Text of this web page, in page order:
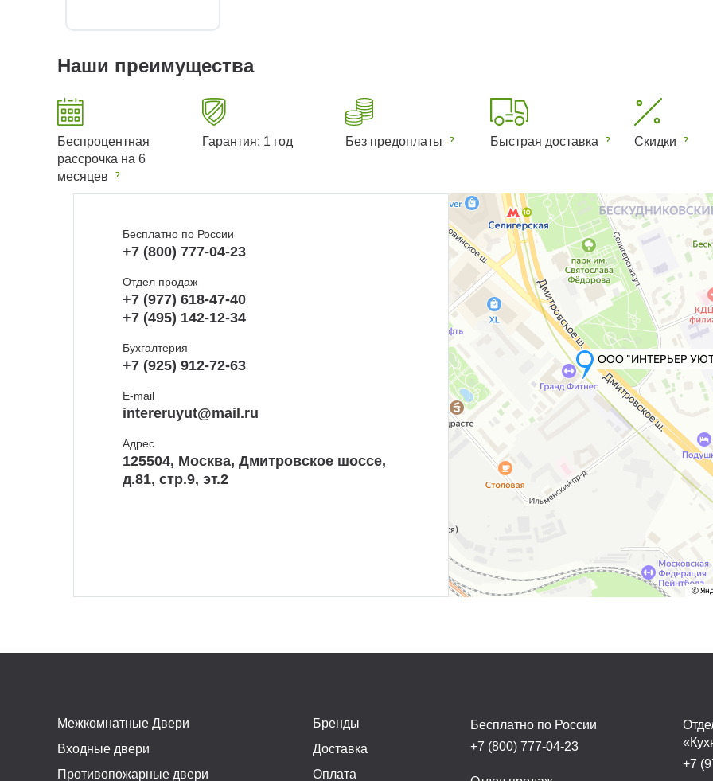
Наши преимущества
Беспроцентная
рассрочка на 6
месяцев
Гарантия: 1 год Без предоплаты Быстрая доставка Скидки
Бесплатно по России
+7 (800) 777-04-23
Отдел продаж
+7 (977) 618-47-40
+7 (495) 142-12-34
Бухгалтерия
+7 (925) 912-72-63
E-mail
intereruyut@mail.ru
Адрес
125504, Москва, Дмитровское шоссе,
д.81, стр.9, эт.2
Межкомнатные Двери
Входные двери
Противопожарные двери
Бренды
Доставка
Оплата
Бесплатно по России
+7 (800) 777-04-23
+7